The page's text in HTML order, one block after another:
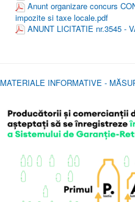
Anunt organizare concurs
impozite si taxe locale.pdf
ANUNT LICITATIE nr.3545 -
MATERIALE INFORMATIVE -